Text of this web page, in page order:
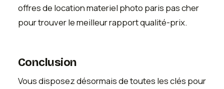
offres de location materiel photo paris pas cher
pour trouver le meilleur rapport qualité-prix.
Conclusion
Vous disposez désormais de toutes les clés pour